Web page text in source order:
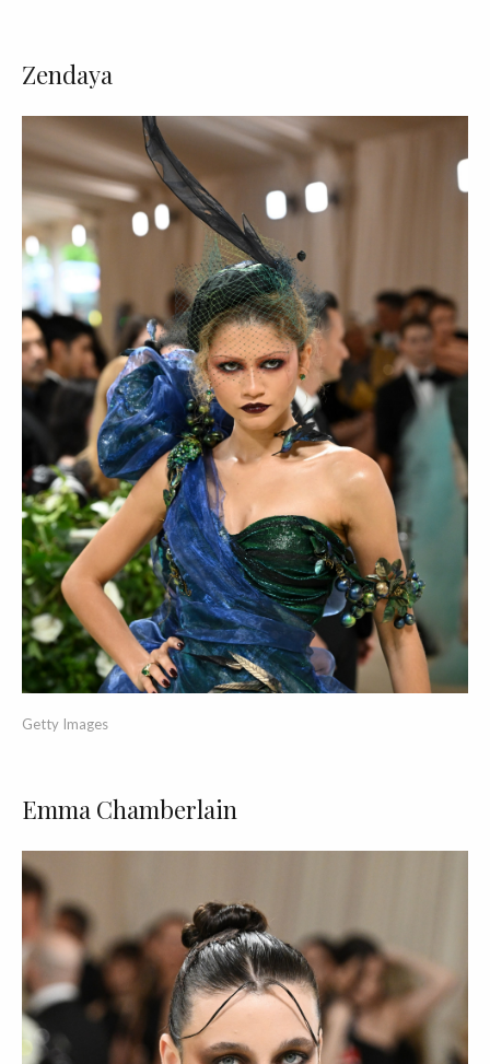
Zendaya
Getty Images
Emma Chamberlain